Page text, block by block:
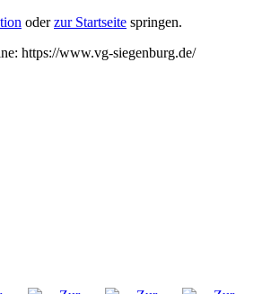
oderzur Startseite springen.
https://www.vg-siegenburg.de/